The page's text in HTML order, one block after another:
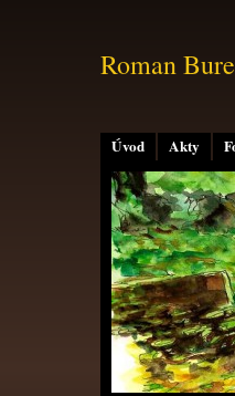
Úvod Akty
Roman